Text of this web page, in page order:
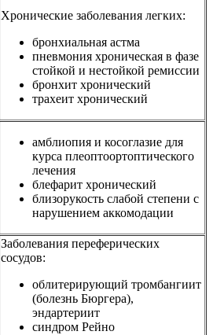
Хронические заболевания легких:
бронхиальная астма
пневмония хроническая в фазе
стойкой и нестойкой ремиссии
бронхит хронический
трахеит хронический
амблиопия и косоглазие для
курса плеоптоортоптического
лечения
блефарит хронический
близорукость слабой степени с
нарушением аккомодации
Заболевания переферических
сосудов:
облитерирующий тромбангиит
(болезнь Бюргера),
эндартериит
синдром Рейно